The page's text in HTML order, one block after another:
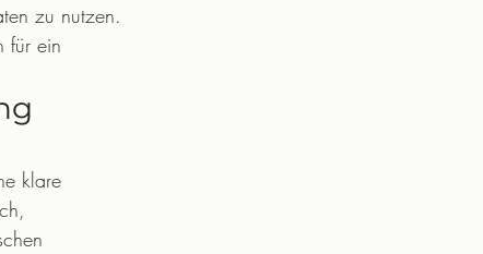
zu nutzen.
für ein
klare